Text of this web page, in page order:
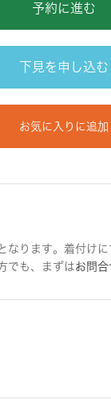
予約に進む
下見を申し込む
お気に入りに追加
なります。着付け
でも、まずはお問合